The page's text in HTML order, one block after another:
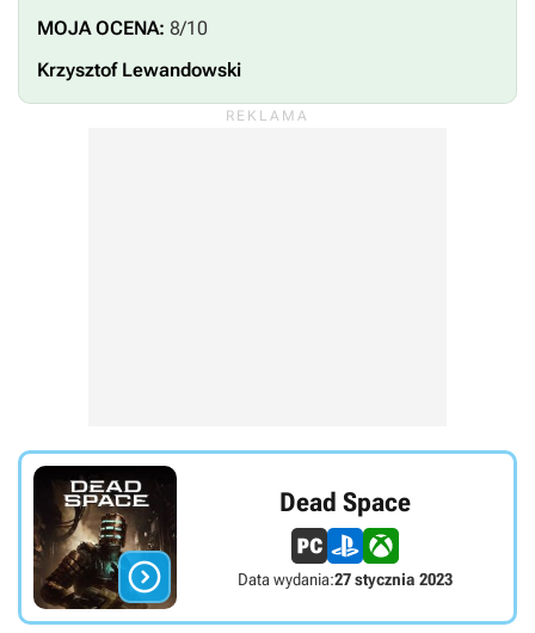
MOJA OCENA: 8/10
Krzysztof Lewandowski

Dead Space
Data wydania:27 stycznia 2023